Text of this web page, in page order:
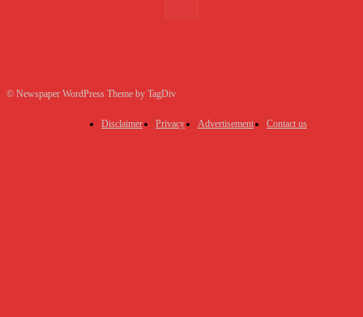
© Newspaper WordPress Theme by TagDiv
Disclaimer Privacy Advertisement Contact us